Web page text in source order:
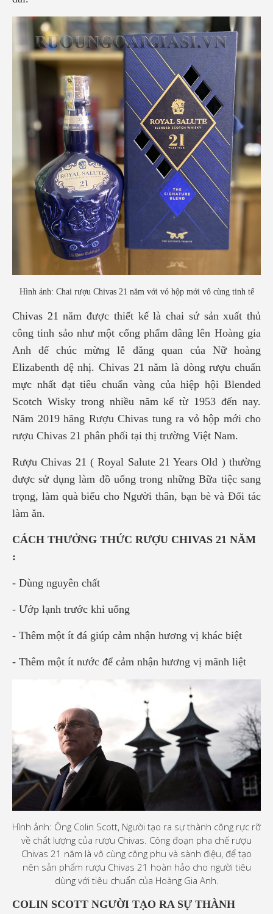
Hình ảnh: Chai rượu Chivas 21 năm với vỏ hộp mới vô cùng tinh tế
Chivas 21 năm được thiết kế là chai sứ sản xuất thủ
công tinh sảo như một cống phẩm dâng lên Hoàng gia
Anh để chúc mừng lễ đăng quan của Nữ hoàng
Elizabenth đệ nhị. Chivas 21 năm là dòng rượu chuẩn
mực nhất đạt tiêu chuẩn vàng của hiệp hội Blended
Scotch Wisky trong nhiều năm kể từ 1953 đến nay.
Năm 2019 hãng Rượu Chivas tung ra vỏ hộp mới cho
rượu Chivas 21 phân phối tại thị trường Việt Nam.
Rượu Chivas 21 ( Royal Salute 21 Years Old ) thường
được sử dụng làm đồ uống trong những Bữa tiệc sang
trọng, làm quà biếu cho Người thân, bạn bè và Đối tác
làm ăn.
CÁCH THƯỞNG THỨC RƯỢU CHIVAS 21 NĂM
:
- Dùng nguyên chất
- Ướp lạnh trước khi uống
- Thêm một ít đá giúp cảm nhận hương vị khác biệt
- Thêm một ít nước để cảm nhận hương vị mãnh liệt
Hình ảnh: Ông Colin Scott, Người tạo ra sự thành công rực rỡ
về chất lượng của rượu Chivas. Công đoạn pha chế rượu
Chivas 21 năm là vô cùng công phu và sành điệu, để tạo
nên sản phẩm rượu Chivas 21 hoàn hảo cho người tiêu
dùng với tiêu chuẩn của Hoàng Gia Anh.
COLIN SCOTT NGƯỜI TẠO RA SỰ THÀNH